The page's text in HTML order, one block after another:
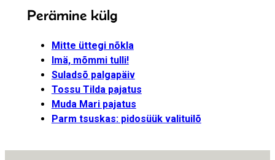
Perämine külg
Mitte üttegi nõkla
Imä, mõmmi tulli!
Suladsõ palgapäiv
Tossu Tilda pajatus
Muda Mari pajatus
Parm tsuskas: pidosüük valituilõ